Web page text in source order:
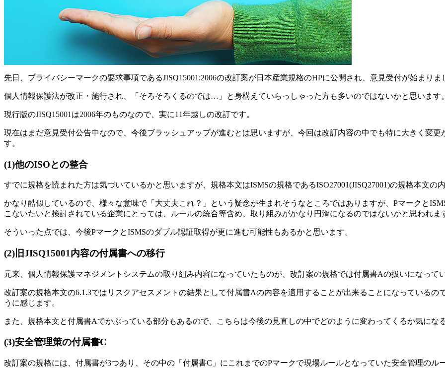
先日、プライバシーマークの要求事項であるJISQ15001:2006の改訂案が日本産業規格のHPに公開され、意見受付が始まりま
個人情報保護法が改正・施行され、「そろそろくるのでは…」と身構えていらっしゃった方も多いのではないかと思います
現行版のJISQ15001は2006年のものなので、実に11年越しの改訂です。
現在はまだ意見受付公告中なので、今後ブラッシュアップが進むとは思いますが、今回は改訂内容の中でも特に大きく変
す。
(1)他のISOとの整合
すでに規格を読まれた方は気づいているかと思いますが、規格本文はISMSの規格であるISO27001(JISQ27001)の規格本文の
かなり酷似しているので、様々な意味で「大丈夫これ？」という疑念が生まれそうなところではありますが、Pマークと
こないたいと検討されている企業にとっては、ルールの統合等含め、取り組みがかなり円滑になるのではないかと思われま
そういった点では、今後PマークとISMSのダブル認証取得が更に進む可能性もあるかと思います。
(2)旧JISQ15001内容の付属書への移行
元来、個人情報保護マネジメントシステムの取り組み内容になっていたものが、改訂案の規格では付属書Aの扱いになって
改訂案の規格本文の6.1.3ではリスクアセスメントの結果として付属書Aの内容を適用することが出来ることになっている
うに感じます。
また、規格本文と付属書Aでかぶっている部分もあるので、こちらは今後の見直しの中でどのように変わってくるか気にな
(3)安全管理策の付属書C
改訂案の規格には、付属書が3つあり、その中の「付属書C」にこれまでのPマークで現場ルールとなっていた安全管理のル